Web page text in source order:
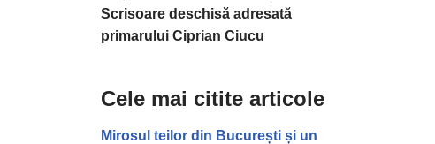
Scrisoare deschisă adresată
primarului Ciprian Ciucu
Cele mai citite articole
Mirosul teilor din București și un